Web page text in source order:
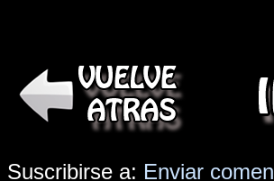
Suscribirse a: Enviar